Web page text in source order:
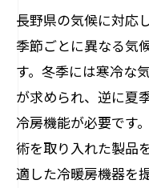
長野県の気候に対応
季節ごとに異なる気
す。冬季には寒冷な
が求められ、逆に夏
冷房機能が必要です
術を取り入れた製品
適した冷暖房機器を